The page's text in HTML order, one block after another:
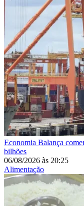
Economia Balança
bilhões
06/08/2026 às 20:25
Alimentação